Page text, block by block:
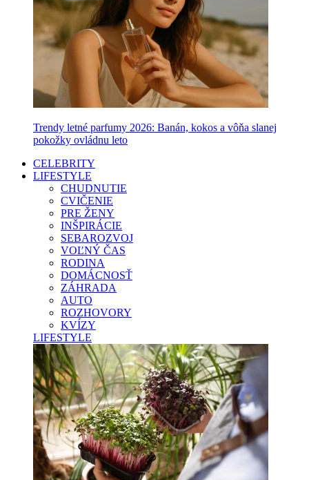
Trendy letné parfumy 2026: Banán, kokos a vôňa slanej
pokožky ovládnu leto
CELEBRITY
LIFESTYLE
CHUDNUTIE
CVIČENIE
PRE ŽENY
INŠPIRÁCIE
SEBAROZVOJ
VOĽNÝ ČAS
RODINA
DOMÁCNOSŤ
ZÁHRADA
AUTO
ROZHOVORY
KVÍZY
LIFESTYLE